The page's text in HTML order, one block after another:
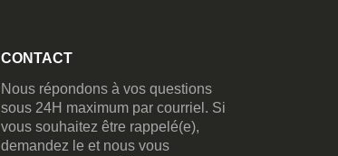
CONTACT
Nous répondons à vos questions
sous 24H maximum par courriel. Si
vous souhaitez être rappelé(e),
demandez le et nous vous